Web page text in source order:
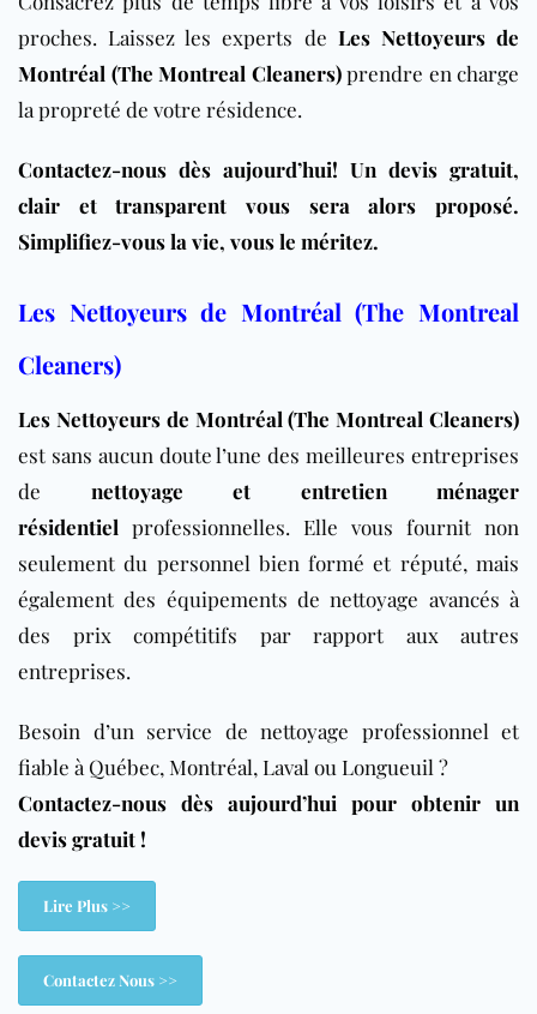
proches. Laissez les experts de Les Nettoyeurs de
Montréal (The Montreal Cleaners)prendre en charge
la propreté de votre résidence.
Contactez-nous dès aujourd’hui! Un devis gratuit,
clair et transparent vous sera alors proposé.
Simplifiez-vous la vie, vous le méritez.
Les Nettoyeurs de Montréal (The Montreal
Cleaners)
Les Nettoyeurs de Montréal (The Montreal Cleaners)
est sans aucun doute l’une des meilleures entreprises
de nettoyage et entretien ménager
résidentiel professionnelles. Elle vous fournit non
seulement du personnel bien formé et réputé, mais
également des équipements de nettoyage avancés à
des prix compétitifs par rapport aux autres
entreprises.
Besoin d’un service de nettoyage professionnel et
fiable à Québec, Montréal, Laval ou Longueuil ?
Contactez-nous dès aujourd’hui pour obtenir un
devis gratuit !
Lire Plus >>
Contactez Nous >>